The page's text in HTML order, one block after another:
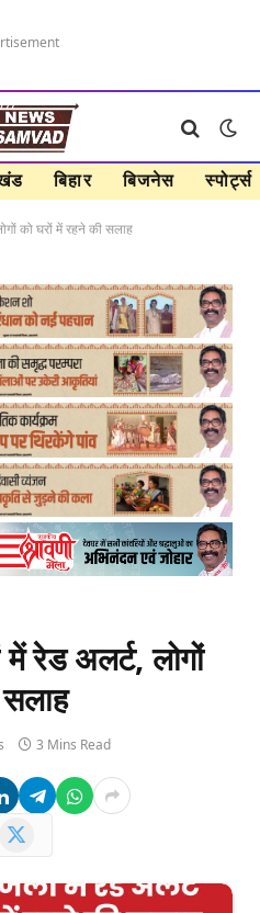
बिहार बिजनेस स्पोर्ट्स
को घरों में रहने की सलाह
रेड अलर्ट, लोगों
3 Mins Read